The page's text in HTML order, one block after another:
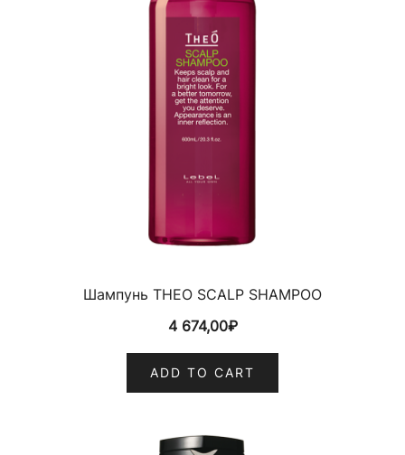
Шампунь THEO SCALP SHAMPOO
4 674,00₽
ADD TO CART